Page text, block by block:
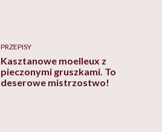
PRZEPISY
Kasztanowe moelleux z
pieczonymi gruszkami. To
deserowe mistrzostwo!